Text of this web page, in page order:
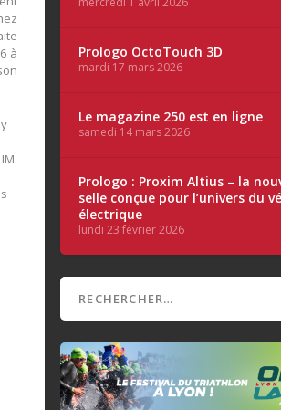
à
Prologo OctoTouch 3D
mardi 17 mars 2026
Le magazine 250 est en ligne
samedi 14 mars 2026
Prologo : Proxim Altius – la
selle conçue pour l’univers du
électrique
lundi 23 février 2026